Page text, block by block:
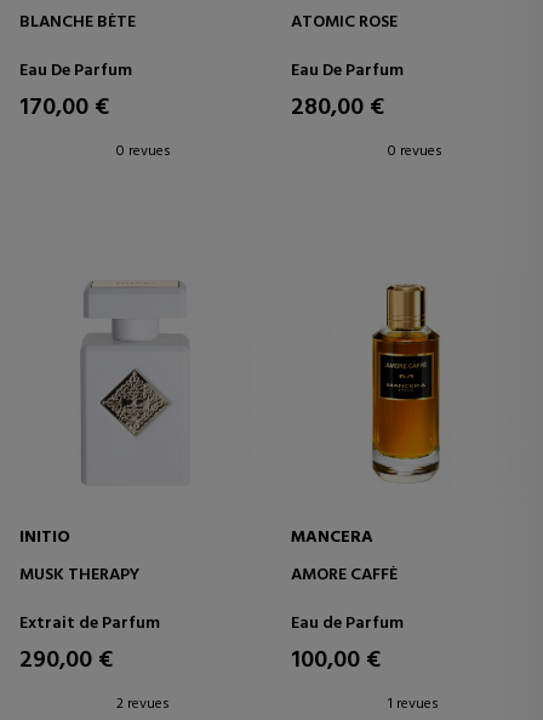
BLANCHE BÈTE
Eau De Parfum
170,00 €
0 revues
ATOMIC ROSE
Eau De Parfum
280,00 €
0 revues
INITIO
MUSK THERAPY
Extrait de Parfum
290,00 €
2 revues
MANCERA
AMORE CAFFÈ
Eau de Parfum
100,00 €
1 revues